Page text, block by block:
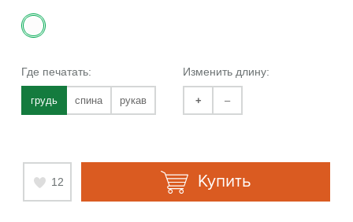
Где печатать:
грудь спина рукав
Изменить длину:
+ –
12 Купить